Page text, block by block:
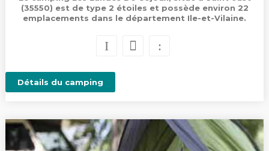
(35550) est de type 2 étoiles et possède environ 22
emplacements dans le département Ile-et-Vilaine.
Détails du camping